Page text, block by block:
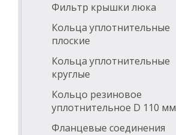
Фильтр крышки люка
Кольца уплотнительные
плоские
Кольца уплотнительные
круглые
Кольцо резиновое
уплотнительное D 110 мм
Фланцевые соединения